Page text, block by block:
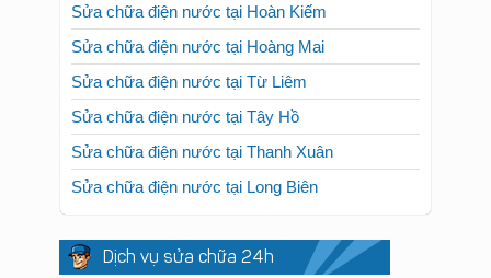
Sửa chữa điện nước tại Hoàn Kiếm
Sửa chữa điện nước tại Hoàng Mai
Sửa chữa điện nước tại Từ Liêm
Sửa chữa điện nước tại Tây Hồ
Sửa chữa điện nước tại Thanh Xuân
Sửa chữa điện nước tại Long Biên
Dịch vụ sửa chữa 24h